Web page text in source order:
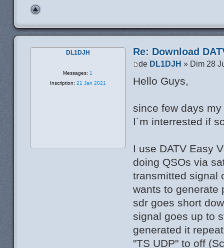
Re: Download
de DL1DJH » Dim 28
Hello Guys,
since few days
I´m interrested if
I use DATV Easy
doing QSOs via
transmitted signal
wants to generate
sdr goes short
signal goes up to
generated it
"TS UDP" to off
DL1DJH
Messages: 1
Inscription: 21 Jan 2021